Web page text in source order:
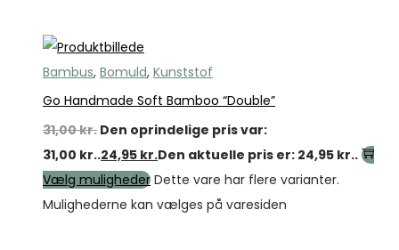
Bambus, Bomuld, Kunststof
Go Handmade Soft Bamboo “Double”
31,00kr. Den oprindelige pris var:
31,00 kr..24,95 kr.Den aktuelle pris er: 24,95 kr..
Vælg muligheder Dette vare har flere varianter.
Mulighederne kan vælges på varesiden